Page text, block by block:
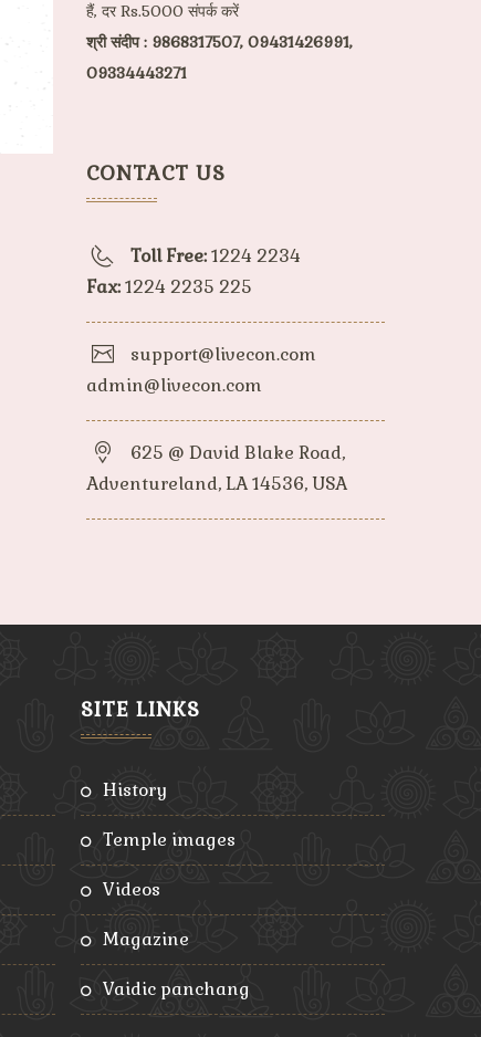
हैं, दर Rs.5000 संपर्क करें
श्री संदीप : 9868317507, 09431426991,
09334443271
CONTACT US
Toll Free:1224 2234
Fax:1224 2235 225
support@livecon.com
admin@livecon.com
625 @ David Blake Road,
Adventureland, LA 14536, USA
SITE LINKS
history
temple images
videos
magazine
vaidic panchang